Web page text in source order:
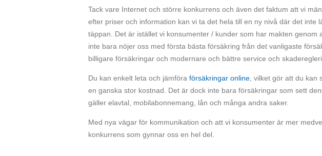
Tack vare Internet och större konkurrens och även det faktum att vi
efter priser och information kan vi ta det hela till en ny nivå där det inte
täppan. Det är istället vi konsumenter / kunder som har makten genom
inte bara nöjer oss med första bästa försäkring från det vanligaste
billigare försäkringar och modernare och bättre service och
Du kan enkelt leta och jämföra försäkringar online , vilket gör att du
en ganska stor kostnad. Det är dock inte bara försäkringar som sett
gäller elavtal, mobilabonnemang, lån och många andra saker.
Med nya vägar för kommunikation och att vi konsumenter är mer
konkurrens som gynnar oss en hel del.